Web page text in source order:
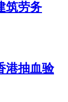
筑劳务
港抽血验